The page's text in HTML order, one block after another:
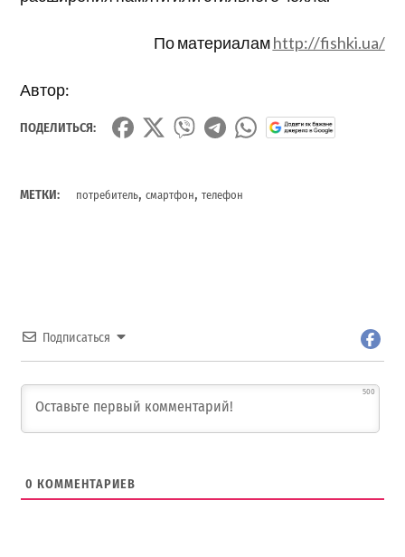
По материаламhttp://fishki.ua/
Автор:
ПОДЕЛИТЬСЯ:
МЕТКИ: потребитель,смартфон,телефон
Подписаться
500
0 КОММЕНТАРИЕВ